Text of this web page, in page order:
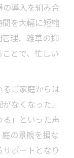
導入を組み合
を大幅に短縮
理、雑草の抑
とで、忙しい
ご家庭からは
なくなった」
る」といった声
の景観を損な
ポートとなり